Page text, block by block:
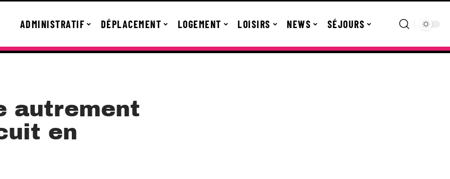
ADMINISTRATIF DÉPLACEMENT LOGEMENT LOISIRS NEWS SÉJOURS
autrement
en